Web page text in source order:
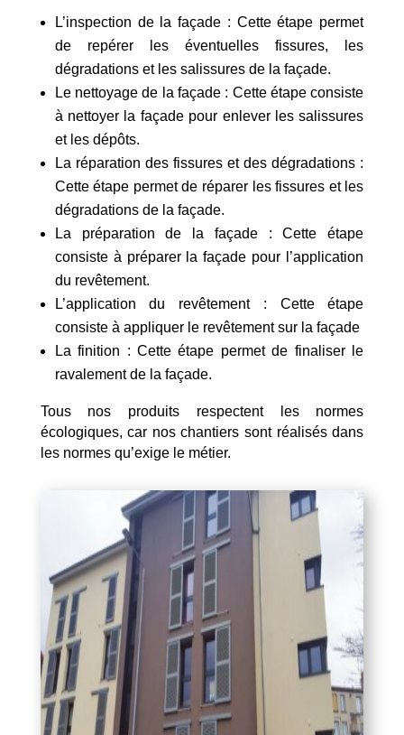
L’inspection de la façade : Cette étape permet
de repérer les éventuelles fissures, les
dégradations et les salissures de la façade.
Le nettoyage de la façade : Cette étape consiste
à nettoyer la façade pour enlever les salissures
et les dépôts.
La réparation des fissures et des dégradations :
Cette étape permet de réparer les fissures et les
dégradations de la façade.
La préparation de la façade : Cette étape
consiste à préparer la façade pour l’application
du revêtement.
L’application du revêtement : Cette étape
consiste à appliquer le revêtement sur la façade
La finition : Cette étape permet de finaliser le
ravalement de la façade.
Tous nos produits respectent les normes
écologiques, car nos chantiers sont réalisés dans
les normes qu’exige le métier.